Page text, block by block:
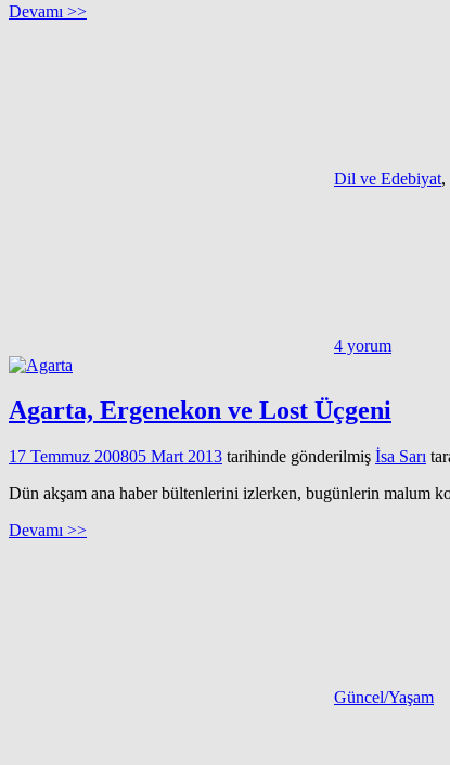
Devamı >>
Dil ve Edebiyat,
4 yorum
Agarta, Ergenekon ve Lost Üçgeni
17 Temmuz 200805 Mart 2013 tarihinde gönderilmiş İsa Sarı
Dün akşam ana haber bültenlerini izlerken, bugünlerin malum
Devamı >>
Güncel/Yaşam